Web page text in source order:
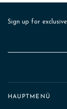
Sign up for
HAUPTMENÜ